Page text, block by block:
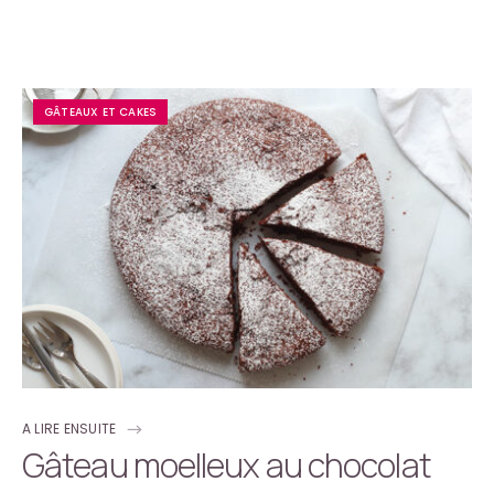
GÂTEAUX ET CAKES
A LIRE ENSUITE
Gâteau moelleux au chocolat